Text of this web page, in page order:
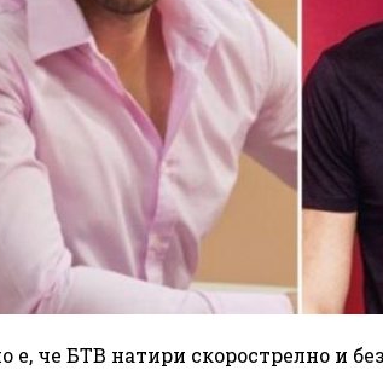
е, че БТВ натири скорострелно и